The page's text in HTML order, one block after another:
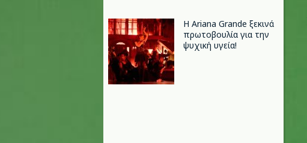
Η Ariana Grande ξεκινά
πρωτοβουλία για την
ψυχική υγεία!